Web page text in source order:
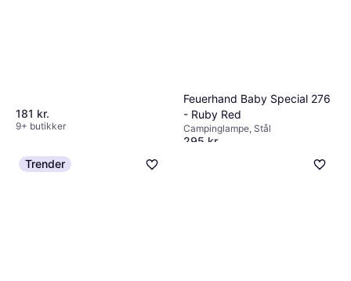
181 kr.
9+ butikker
Feuerhand Baby Special 276
- Ruby Red
Campinglampe, Stål
295 kr.
Trender